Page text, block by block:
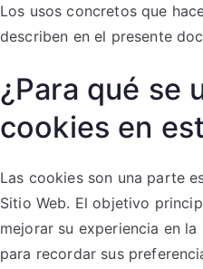
Los usos concretos que
describen en el presente
¿Para qué se
cookies en
Las cookies son una parte
Sitio Web. El objetivo
mejorar su experiencia en
para recordar sus